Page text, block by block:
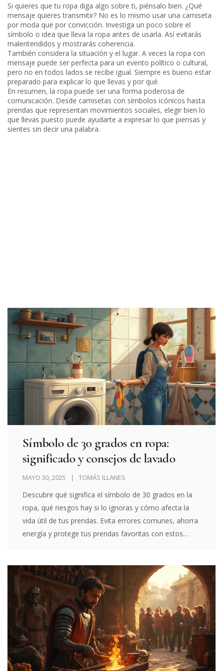
Si quieres que tu ropa diga algo sobre ti, piénsalo bien. ¿Qué
mensaje quieres transmitir? No es lo mismo usar una camiseta
por moda que por convicción. Investiga un poco sobre el
símbolo o idea que lleva la ropa antes de usarla. Así evitarás
malentendidos y mostrarás coherencia.
También considera la situación y el lugar. A veces la ropa con
mensaje puede ser perfecta para un evento político o cultural,
pero no en todos lados se recibe igual. Siempre es bueno estar
preparado para explicar lo que llevas y por qué.
En resumen, la ropa puede ser una forma poderosa de
comunicación. Desde camisetas con símbolos icónicos hasta
prendas que representan movimientos sociales, elegir bien lo
que llevas puesto puede ayudarte a expresar lo que piensas y
sientes sin decir una palabra.
Símbolo de 30 grados en ropa:
significado y consejos de lavado
MAYO 30, 2025 TOMÁS ILLANES
Descubre qué significa el símbolo de 30 grados en la
ropa, qué riesgos hay si lo ignoras y cómo afecta la
vida útil de tus prendas. Evita errores comunes, ahorra
energía y protege tus prendas favoritas con estos
y cómo debe aplicarse según el tipo de tela. Ideal para
quienes buscan mantener la ropa impecable y
prolongar su vida útil.